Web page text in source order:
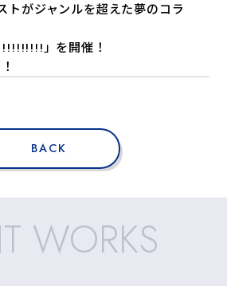
トがジャンルを超えた夢のコラ
!!!!!!!!!」を開催！
BACK
WORKS